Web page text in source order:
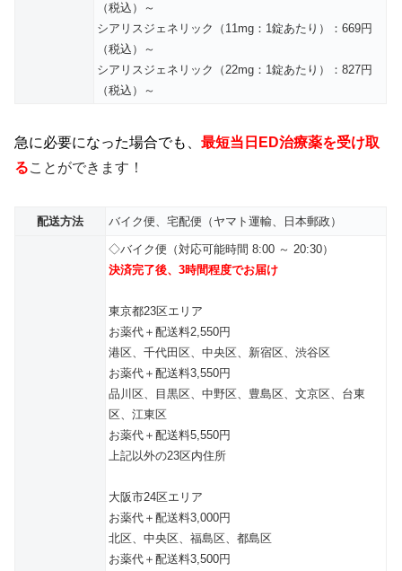
（税込）～
シアリスジェネリック（11mg：1錠あたり）：669円
（税込）～
シアリスジェネリック（22mg：1錠あたり）：827円
（税込）～
急に必要になった場合でも、 最短当日ED治療薬を受け取
ることができます！
配送方法 バイク便、宅配便（ヤマト運輸、日本郵政）
◇バイク便（対応可能時間 8:00 ～ 20:30）
決済完了後、3時間程度でお届け
東京都23区エリア
お薬代＋配送料2,550円
港区、千代田区、中央区、新宿区、渋谷区
お薬代＋配送料3,550円
品川区、目黒区、中野区、豊島区、文京区、台東
区、江東区
お薬代＋配送料5,550円
上記以外の23区内住所
大阪市24区エリア
お薬代＋配送料3,000円
北区、中央区、福島区、都島区
お薬代＋配送料3,500円